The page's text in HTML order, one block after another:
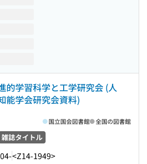
的学習科学と工学研究会 (人
能学会研究会資料)
雑誌タイトル
<Z14-1949>
国立国会図書館 全国の図書館